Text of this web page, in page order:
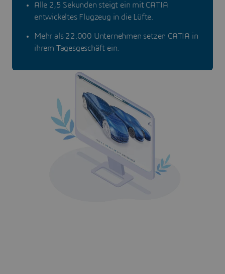
Alle 2,5 Sekunden steigt ein mit CATIA
entwickeltes Flugzeug in die Lüfte.
Mehr als 22.000 Unternehmen setzen CATIA in
ihrem Tagesgeschäft ein.